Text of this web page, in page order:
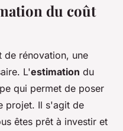
du coût
de rénovation, une
L'estimation du
qui permet de poser
projet. Il s'agit de
êtes prêt à investir et